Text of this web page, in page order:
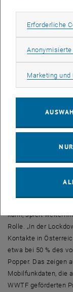
automatisches
in Quarantäne
wissenschaftlicher
die Gefahr einer
Weiterhin auf
kann, spielt
Rolle. „In der
Kontakte in
etwa bei 50 % des
Popper. Das zeigen
Mobilfunkdaten, die
WWTF geförderten
Erforderliche
Marketing